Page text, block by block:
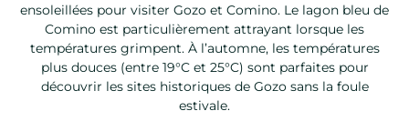
ensoleillées pour visiter Gozo et Comino. Le lagon bleu de
Comino est particulièrement attrayant lorsque les
températures grimpent. À l’automne, les températures
plus douces (entre 19°C et 25°C) sont parfaites pour
découvrir les sites historiques de Gozo sans la foule
estivale.